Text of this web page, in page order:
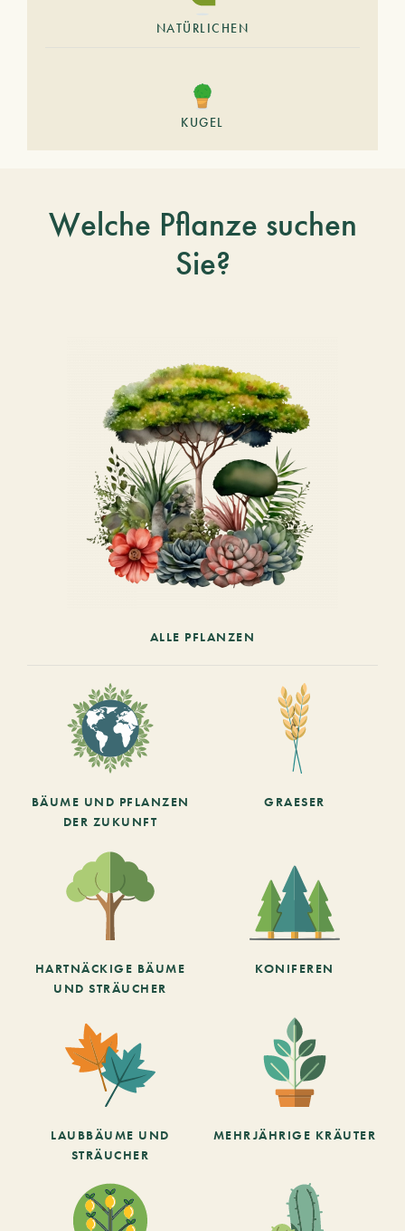
NATÜRLICHEN
KUGEL
Welche Pflanze suchen
Sie?
ALLE PFLANZEN
BÄUME UND PFLANZEN
DER ZUKUNFT
GRAESER
HARTNÄCKIGE BÄUME
UND STRÄUCHER
KONIFEREN
LAUBBÄUME UND
STRÄUCHER
MEHRJÄHRIGE KRÄUTER